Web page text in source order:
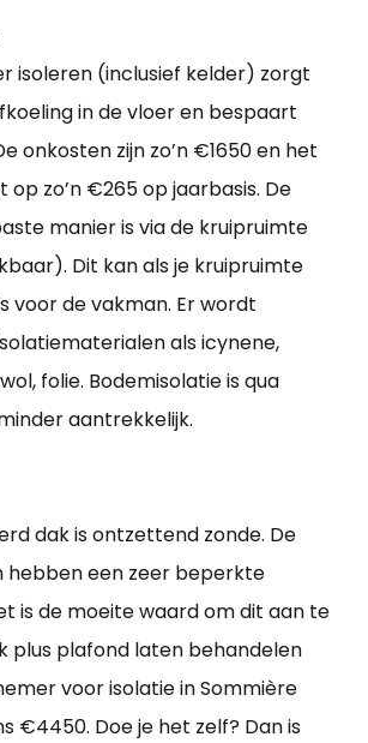
isoleren (inclusief kelder) zorgt
in de vloer en bespaart
onkosten zijn zo’n €1650 en het
zo’n €265 op jaarbasis. De
manier is via de kruipruimte
Dit kan als je kruipruimte
voor de vakman. Er wordt
als icynene,
folie. Bodemisolatie is qua
aantrekkelijk.
dak is ontzettend zonde. De
hebben een zeer beperkte
is de moeite waard om dit aan te
plus plafond laten behandelen
voor isolatie in Sommière
€4450. Doe je het zelf? Dan is